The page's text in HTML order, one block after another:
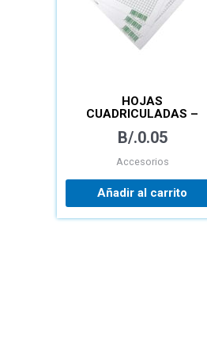
HOJAS
CUADRICULADAS –
B/.0.05
Accesorios
Añadir al carrito